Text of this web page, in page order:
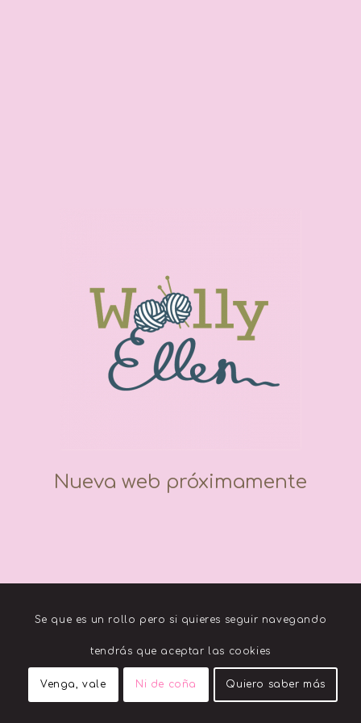
Nueva web próximamente
Se que es un rollo pero si quieres seguir navegando
tendrás que aceptar las cookies
Venga, vale Ni de coña Quiero saber más